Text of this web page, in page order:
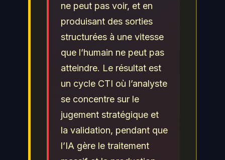
ne peut pas voir, et en
produisant des sorties
structurées à une vitesse
que l’humain ne peut pas
atteindre. Le résultat est
un cycle CTI où l’analyste
se concentre sur le
jugement stratégique et
la validation, pendant que
l’IA gère le traitement